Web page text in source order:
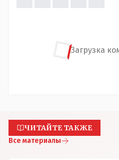
Загрузка
ЧИТАЙТЕ ТАКЖЕ
Все материалы